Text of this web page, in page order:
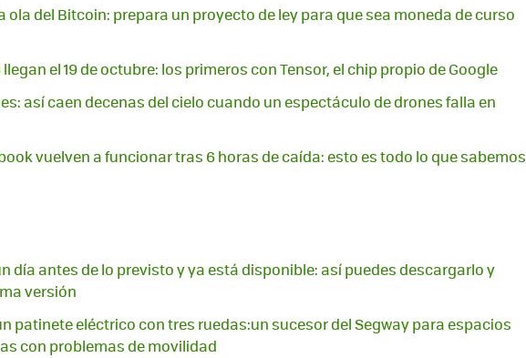
ola del Bitcoin: prepara un proyecto de ley para que sea moneda de curso
llegan el 19 de octubre: los primeros con Tensor, el chip propio de Google
así caen decenas del cielo cuando un espectáculo de drones falla en
vuelven a funcionar tras 6 horas de caída: esto es todo lo que sabemos
día antes de lo previsto y ya está disponible: así puedes descargarlo y
versión
patinete eléctrico con tres ruedas:un sucesor del Segway para espacios
con problemas de movilidad